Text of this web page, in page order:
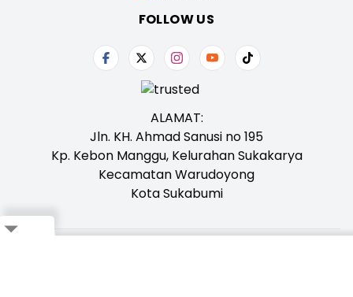
FOLLOW US
ALAMAT:
Jln. KH. Ahmad Sanusi no 195
Kp. Kebon Manggu, Kelurahan Sukakarya
Kecamatan Warudoyong
Kota Sukabumi